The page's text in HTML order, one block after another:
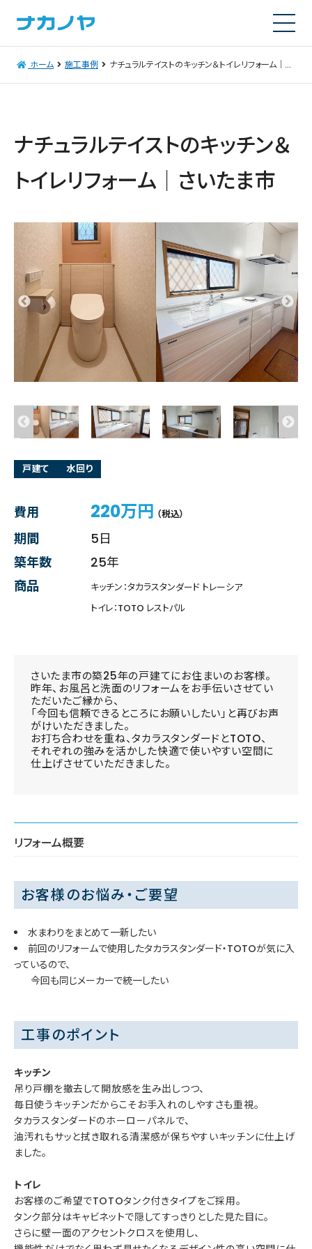
ホーム 施工事例 ナチュラルテイストのキッチン＆トイレリフォーム｜さいたま市
ナチュラルテイストのキッチン＆
トイレリフォーム｜さいたま市
戸建て 水回り
費用 220万円 （税込）
期間
5日
築年数
25年
商品
キッチン：タカラスタンダード トレーシア
トイレ：TOTO レストパル
さいたま市の築25年の戸建てにお住まいのお客様。
昨年、お風呂と洗面のリフォームをお手伝いさせてい
ただいたご縁から、
「今回も信頼できるところにお願いしたい」と再びお声
がけいただきました。
お打ち合わせを重ね、タカラスタンダードとTOTO、
それぞれの強みを活かした快適で使いやすい空間に
仕上げさせていただきました。
リフォーム概要
お客様のお悩み・ご要望
水まわりをまとめて一新したい
前回のリフォームで使用したタカラスタンダード・TOTOが気に入
っているので、
今回も同じメーカーで統一したい
工事のポイント
キッチン
吊り戸棚を撤去して開放感を生み出しつつ、
毎日使うキッチンだからこそお手入れのしやすさも重視。
タカラスタンダードのホーローパネルで、
油汚れもサッと拭き取れる清潔感が保ちやすいキッチンに仕上げ
ました。
トイレ
お客様のご希望でTOTOタンク付きタイプをご採用。
タンク部分はキャビネットで隠してすっきりとした見た目に。
さらに壁一面のアクセントクロスを使用し、